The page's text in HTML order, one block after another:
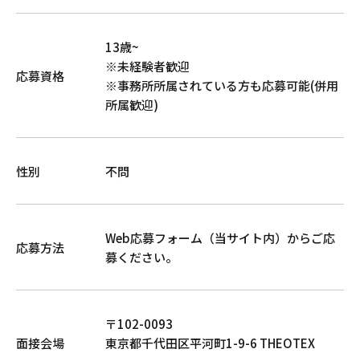
応募資格
13歳~
※未経験者歓迎
※事務所所属されている方も応募可能(併用
所属歓迎)
性別 不問
応募方法
Web応募フォーム（当サイト内）からご応
募ください。
面接会場
〒102-0093
東京都千代田区平河町1-9-6 THEOTEX